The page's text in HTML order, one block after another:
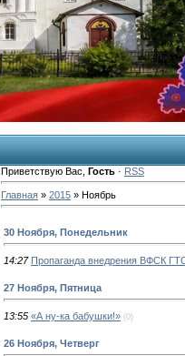
Приветствую Вас Гость· RSS
Главная» 2015 » Ноябрь
30 Ноября, Понедельник
14:27 Пропаганда внедрения ВФСК
27 Ноября, Пятница
13:55 «А ну-ка бабушки!» (0)
26 Ноября, Четверг